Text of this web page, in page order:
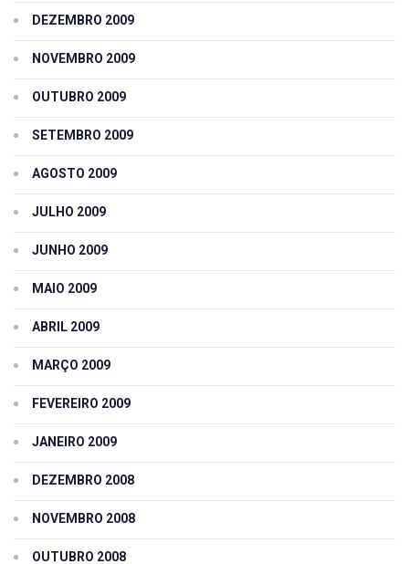
DEZEMBRO 2009
NOVEMBRO 2009
OUTUBRO 2009
SETEMBRO 2009
AGOSTO 2009
JULHO 2009
JUNHO 2009
MAIO 2009
ABRIL 2009
MARÇO 2009
FEVEREIRO 2009
JANEIRO 2009
DEZEMBRO 2008
NOVEMBRO 2008
OUTUBRO 2008